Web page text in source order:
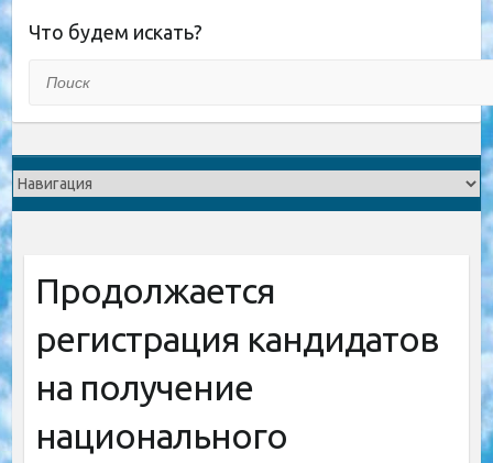
Что будем искать?
Продолжается
регистрация кандидатов
на получение
национального